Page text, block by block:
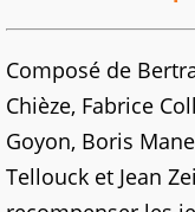
Composé de
Chièze, Fabrice
Goyon, Boris
Tellouck et Jean